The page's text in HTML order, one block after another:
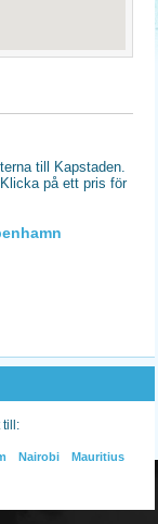
till Kapstaden.
på ett pris för
till:
Nairobi Mauritius